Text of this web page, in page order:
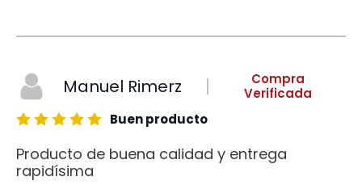
Manuel Rimerz
Compra
Verificada
Buen producto
Producto de buena calidad y entrega
rapidísima